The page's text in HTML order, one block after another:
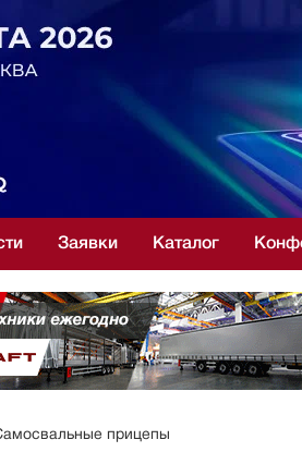
Заявки Каталог
прицепы